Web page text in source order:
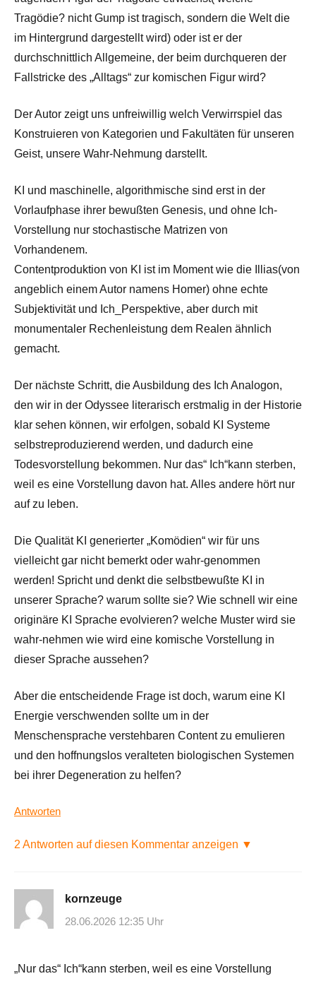
Tragödie? nicht Gump ist tragisch, sondern die Welt die
im Hintergrund dargestellt wird) oder ist er der
durchschnittlich Allgemeine, der beim durchqueren der
Fallstricke des „Alltags“ zur komischen Figur wird?
Der Autor zeigt uns unfreiwillig welch Verwirrspiel das
Konstruieren von Kategorien und Fakultäten für unseren
Geist, unsere Wahr-Nehmung darstellt.
KI und maschinelle, algorithmische sind erst in der
Vorlaufphase ihrer bewußten Genesis, und ohne Ich-
Vorstellung nur stochastische Matrizen von
Vorhandenem.
Contentproduktion von KI ist im Moment wie die Illias(von
angeblich einem Autor namens Homer) ohne echte
Subjektivität und Ich_Perspektive, aber durch mit
monumentaler Rechenleistung dem Realen ähnlich
gemacht.
Der nächste Schritt, die Ausbildung des Ich Analogon,
den wir in der Odyssee literarisch erstmalig in der Historie
klar sehen können, wir erfolgen, sobald KI Systeme
selbstreproduzierend werden, und dadurch eine
Todesvorstellung bekommen. Nur das“ Ich“kann sterben,
weil es eine Vorstellung davon hat. Alles andere hört nur
auf zu leben.
Die Qualität KI generierter „Komödien“ wir für uns
vielleicht gar nicht bemerkt oder wahr-genommen
werden! Spricht und denkt die selbstbewußte KI in
unserer Sprache? warum sollte sie? Wie schnell wir eine
originäre KI Sprache evolvieren? welche Muster wird sie
wahr-nehmen wie wird eine komische Vorstellung in
dieser Sprache aussehen?
Aber die entscheidende Frage ist doch, warum eine KI
Energie verschwenden sollte um in der
Menschensprache verstehbaren Content zu emulieren
und den hoffnungslos veralteten biologischen Systemen
bei ihrer Degeneration zu helfen?
Antworten
2 Antworten auf diesen Kommentar anzeigen ▼
kornzeuge
28.06.2026 12:35 Uhr
„Nur das“ Ich“kann sterben, weil es eine Vorstellung